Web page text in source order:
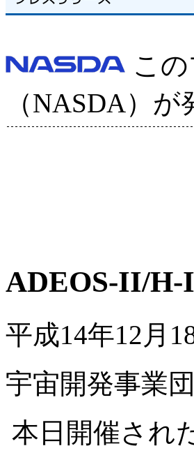
こ
（NASDA）
ADEOS-II/H-
平成14年12月
宇宙開発事業団
本日開催され